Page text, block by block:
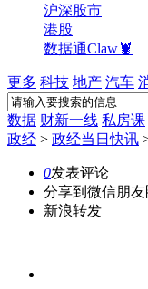
沪深股市
港股
数据通Claw🦞
更多 科技 地产 汽车
数据 财新一线 私房课
政经 > 政经当日快讯
0发表评论
分享到微信朋友
新浪转发